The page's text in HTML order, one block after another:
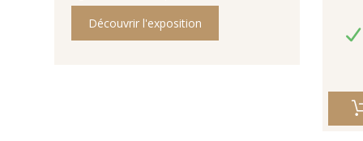
Découvrir l'exposition